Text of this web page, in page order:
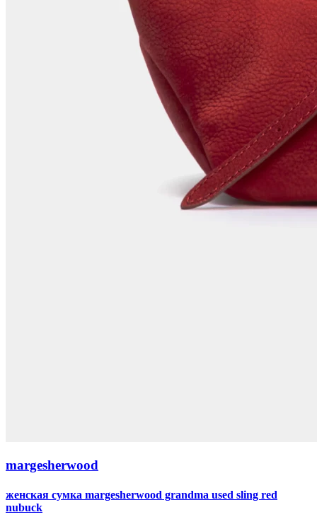
margesherwood
женская сумка margesherwood grandma used sling red
nubuck